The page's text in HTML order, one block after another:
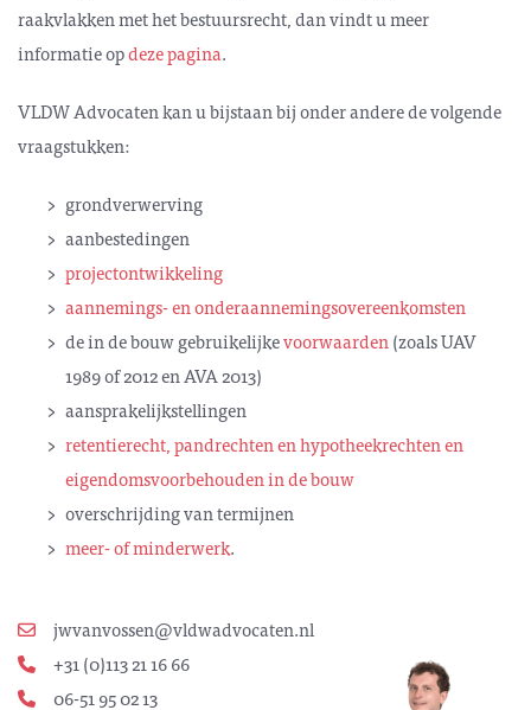
raakvlakken met het bestuursrecht, dan vindt u meer
informatie opdeze pagina.
VLDW Advocaten kan u bijstaan bij onder andere de volgende
vraagstukken:
grondverwerving
aanbestedingen
projectontwikkeling
aannemings- en onderaannemingsovereenkomsten
de in de bouw gebruikelijkevoorwaarden(zoals UAV
1989 of 2012 en AVA 2013)
aansprakelijkstellingen
retentierecht, pandrechten en hypotheekrechten en
eigendomsvoorbehouden in de bouw
overschrijding van termijnen
meer- of minderwerk.
jwvanvossen@vldwadvocaten.nl
+31 (0)113 21 16 66
06-51 95 02 13